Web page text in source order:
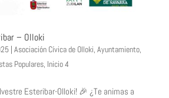
– Olloki
| Asociación Cívica de Olloki, Ayuntamiento,
Populares, Inicio 4
Esteribar-Olloki! 🎉 ¿Te animas a